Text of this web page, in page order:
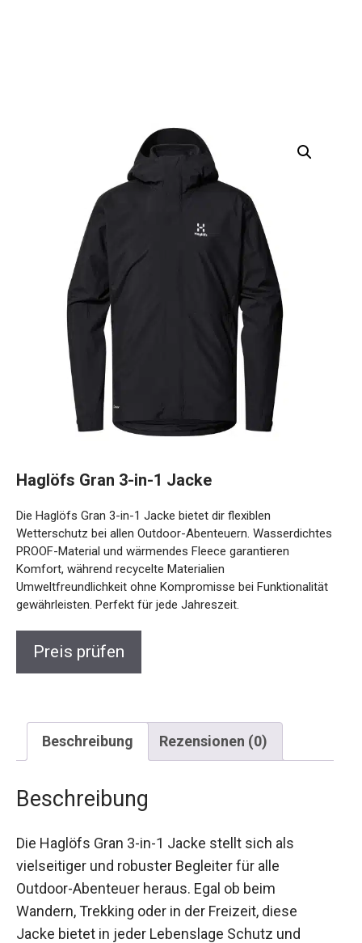
Haglöfs Gran 3-in-1 Jacke
Die Haglöfs Gran 3-in-1 Jacke bietet dir flexiblen
Wetterschutz bei allen Outdoor-Abenteuern. Wasserdichtes
PROOF-Material und wärmendes Fleece garantieren
Komfort, während recycelte Materialien
Umweltfreundlichkeit ohne Kompromisse bei Funktionalität
gewährleisten. Perfekt für jede Jahreszeit.
Preis prüfen
Beschreibung Rezensionen (0)
Beschreibung
Die Haglöfs Gran 3-in-1 Jacke stellt sich als
vielseitiger und robuster Begleiter für alle
Outdoor-Abenteuer heraus. Egal ob beim
Wandern, Trekking oder in der Freizeit, diese
Jacke bietet in jeder Lebenslage Schutz und